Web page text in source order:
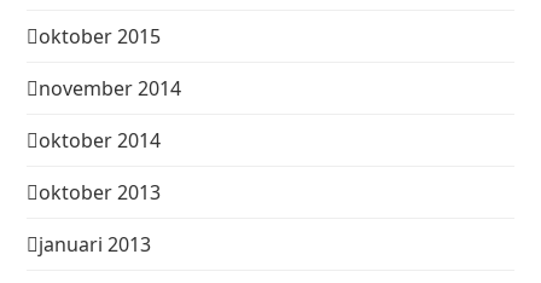
oktober 2015
november 2014
oktober 2014
oktober 2013
januari 2013